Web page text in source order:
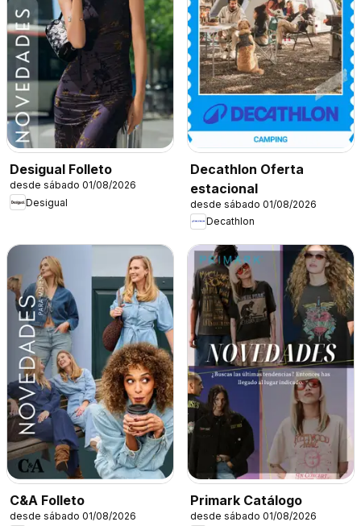
Desigual Folleto
desde sábado 01/08/2026
Desigual
Decathlon Oferta
estacional
desde sábado 01/08/2026
Decathlon
C&A Folleto
desde sábado 01/08/2026
Primark Catálogo
desde sábado 01/08/2026